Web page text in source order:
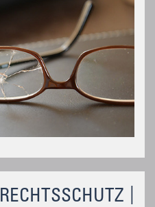
RECHTSSCHUTZ